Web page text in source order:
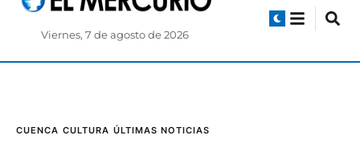
Viernes, 7 de agosto de 2026
CUENCA CULTURA ÚLTIMAS NOTICIAS